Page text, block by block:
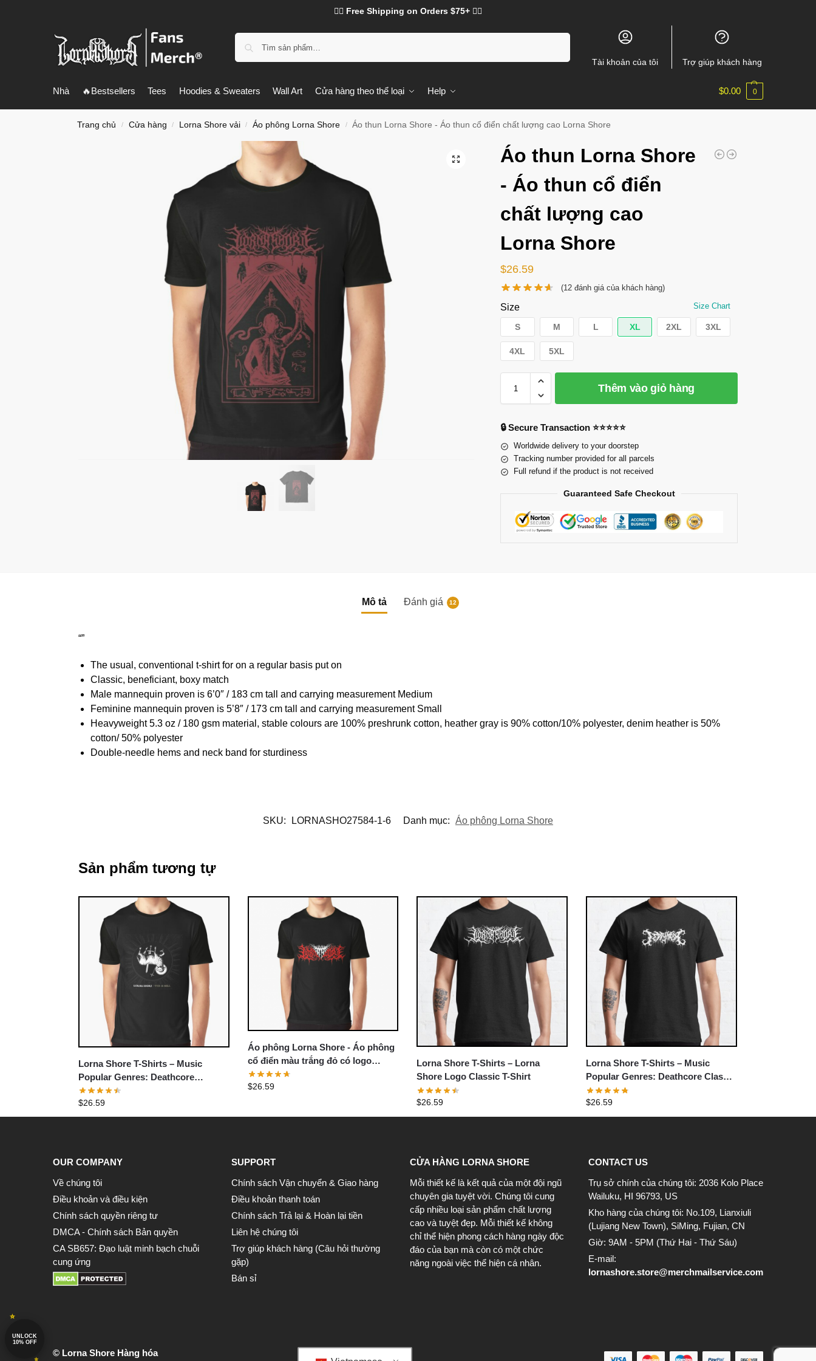
❤️‍🔥 Free Shipping on Orders $75+ ❤️‍🔥
Tài khoản của tôi Trợ giúp khách hàng
Nhà 🔥Bestsellers Tees Hoodies & Sweaters Wall Art Cửa hàng theo thể loại Help $0.00 0
Trang chủ / Cửa hàng / Lorna Shore vải / Áo phông Lorna Shore / Áo thun Lorna Shore - Áo thun cổ điển chất lượng cao Lorna Shore
Áo thun Lorna Shore
- Áo thun cổ điển
chất lượng cao
Lorna Shore
$26.59
(12đánh giá của khách hàng)
Size Size Chart
S M L XL 2XL 3XL
4XL 5XL
Thêm vào giỏ hàng
🔒 Secure Transaction ⭐⭐⭐⭐⭐
Worldwide delivery to your doorstep
Tracking number provided for all parcels
Full refund if the product is not received
Guaranteed Safe Checkout
Mô tả Đánh giá 12
“”
The usual, conventional t-shirt for on a regular basis put on
Classic, beneficiant, boxy match
Male mannequin proven is 6’0″ / 183 cm tall and carrying measurement Medium
Feminine mannequin proven is 5’8″ / 173 cm tall and carrying measurement Small
Heavyweight 5.3 oz / 180 gsm material, stable colours are 100% preshrunk cotton, heather gray is 90% cotton/10% polyester, denim heather is 50%
cotton/ 50% polyester
Double-needle hems and neck band for sturdiness
SKU: LORNASHO27584-1-6 Danh mục: Áo phông Lorna Shore
Sản phẩm tương tự
Lorna Shore T-Shirts – Music
Popular Genres: Deathcore
Graphic T-Shirt
$26.59
Áo phông Lorna Shore - Áo phông
cổ điển màu trắng đỏ có logo
Lorna Shore
$26.59
Lorna Shore T-Shirts – Lorna
Shore Logo Classic T-Shirt
$26.59
Lorna Shore T-Shirts – Music
Popular Genres: Deathcore Classic
T-Shirt
$26.59
OUR COMPANY
Về chúng tôi
Điều khoản và điều kiện
Chính sách quyền riêng tư
DMCA - Chính sách Bản quyền
CA SB657: Đạo luật minh bạch chuỗi
cung ứng
SUPPORT
Chính sách Vận chuyển & Giao hàng
Điều khoản thanh toán
Chính sách Trả lại & Hoàn lại tiền
Liên hệ chúng tôi
Trợ giúp khách hàng (Câu hỏi thường
gặp)
Bán sỉ
CỬA HÀNG LORNA SHORE
Mỗi thiết kế là kết quả của một đội ngũ
chuyên gia tuyệt vời. Chúng tôi cung
cấp nhiều loại sản phẩm chất lượng
cao và tuyệt đẹp. Mỗi thiết kế không
chỉ thể hiện phong cách hàng ngày độc
đáo của bạn mà còn có một chức
năng ngoài việc thể hiện cá nhân.
CONTACT US
Trụ sở chính của chúng tôi: 2036 Kolo Place
Wailuku, HI 96793, US
Kho hàng của chúng tôi: No.109, Lianxiuli
(Lujiang New Town), SiMing, Fujian, CN
Giờ: 9AM - 5PM (Thứ Hai - Thứ Sáu)
E-mail:
lornashore.store@merchmailservice.com
© Lorna Shore Hàng hóa
UNLOCK
10% OFF